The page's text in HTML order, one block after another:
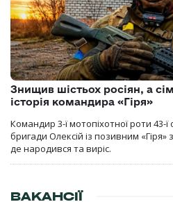
Знищив шістьох росіян, а
історія командира «Гіря»
Командир 3-ї мотопіхотної роти 43-
бригади Олексій із позивним
де народився та виріс.
ВАКАНСІЇ